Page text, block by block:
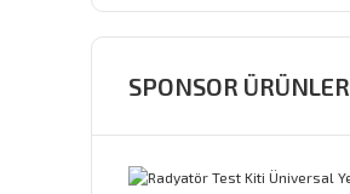
SPONSOR ÜRÜNLER